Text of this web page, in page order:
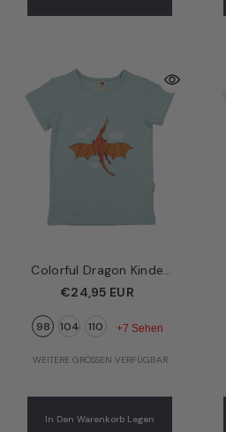
Colorful Dragon Kinder
T-Shirt Mint – Bunter
GOTS | Walkiddy
€24,95 EUR
98 104 110 +7 Sehen
WEITERE GRÖSSEN VERFÜGBAR
In Den Warenkorb Legen